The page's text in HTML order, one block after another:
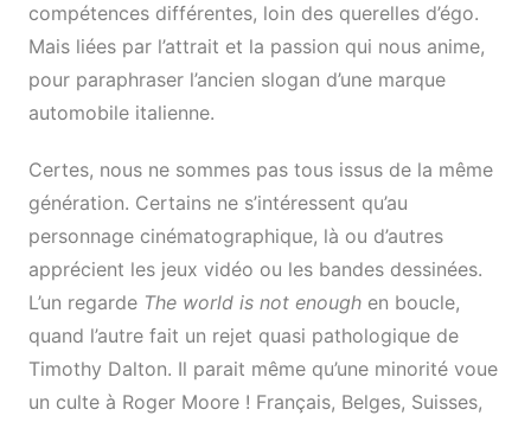
compétences différentes, loin des querelles d’égo.
Mais liées par l’attrait et la passion qui nous anime,
pour paraphraser l’ancien slogan d’une marque
automobile italienne.
Certes, nous ne sommes pas tous issus de la même
génération. Certains ne s’intéressent qu’au
personnage cinématographique, là ou d’autres
apprécient les jeux vidéo ou les bandes dessinées.
L’un regarde The world is not enoughen boucle,
quand l’autre fait un rejet quasi pathologique de
Timothy Dalton. Il parait même qu’une minorité voue
un culte à Roger Moore ! Français, Belges, Suisses,